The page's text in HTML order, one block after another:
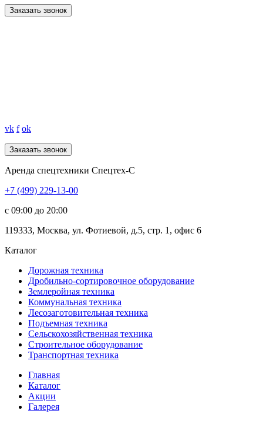
Заказать звонок
vk f ok
Аренда спецтехники Спецтех-С
+7 (499) 229-13-00
c 09:00 до 20:00
119333, Москва, ул. Фотиевой, д.5, стр. 1, офис 6
Каталог
Дорожная техника
Дробильно-сортировочное оборудование
Землеройная техника
Коммунальная техника
Лесозаготовительная техника
Подъемная техника
Сельскохозяйственная техника
Строительное оборудование
Транспортная техника
Главная
Каталог
Акции
Галерея